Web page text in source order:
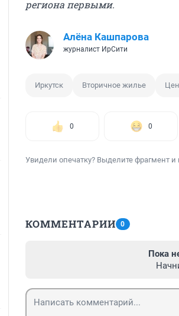
региона первыми.
Алёна Кашпарова
журналист ИрСити
Иркутск Вторичное жилье
0 0
Увидели опечатку? Выделите фрагмент и
КОММЕНТАРИИ 0
Пока